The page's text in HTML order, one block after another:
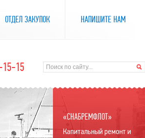
«СНАБРЕМФЛОТ»
Капитальный ремонт и
ОТДЕЛ ЗАКУПОК НАПИШИТЕ НАМ
15